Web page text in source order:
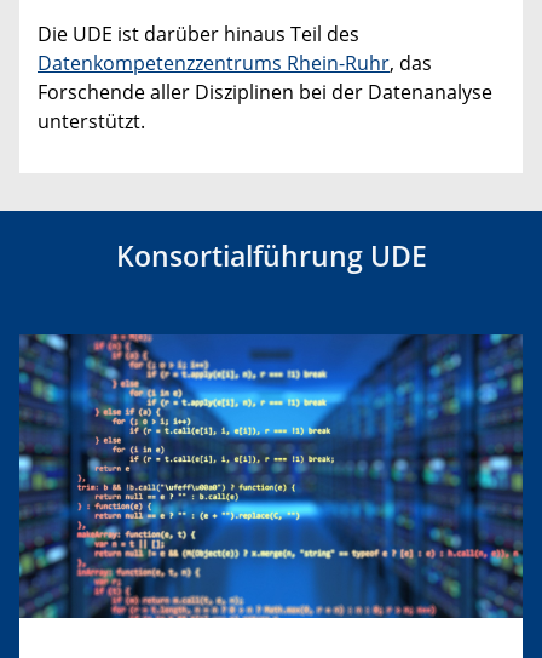
Die UDE ist darüber hinaus Teil des
Datenkompetenzzentrums Rhein-Ruhr, das
Forschende aller Disziplinen bei der Datenanalyse
unterstützt.
Konsortialführung UDE